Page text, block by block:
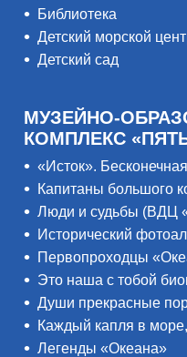
Библиотека
Детский морской
Детский сад
МУЗЕЙНО-
КОМПЛЕКС
«Исток».
Капитаны большого
Люди и судьбы (ВДЦ
Исторический
Первопроходцы
Это наша с тобой
Души прекрасные
Каждый капля в
Легенды «Океана»